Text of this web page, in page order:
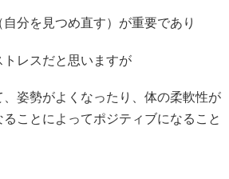
分を見つめ直す）が重要であり
レスだと思いますが
姿勢がよくなったり、体の柔軟性が
ことによってポジティブになること